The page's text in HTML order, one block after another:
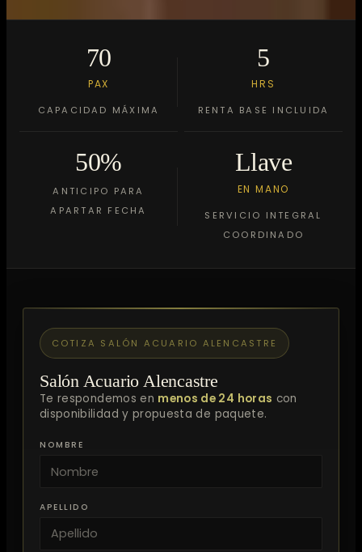
70
PAX
CAPACIDAD MÁXIMA
5
HRS
RENTA BASE INCLUIDA
50%
ANTICIPO PARA
APARTAR FECHA
Llave
EN MANO
SERVICIO INTEGRAL
COORDINADO
COTIZA SALÓN ACUARIO ALENCASTRE
Salón Acuario Alencastre
Te respondemos en menos de 24 horas con
disponibilidad y propuesta de paquete.
NOMBRE
APELLIDO